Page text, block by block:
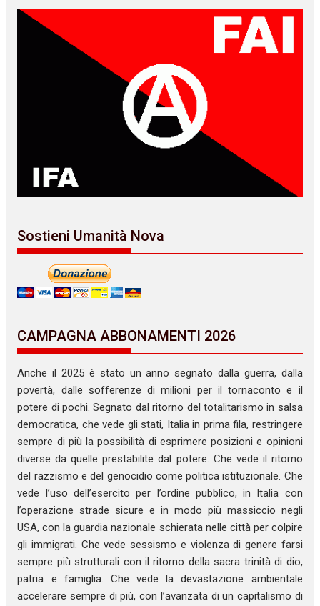
Sostieni Umanità Nova
CAMPAGNA ABBONAMENTI 2026
Anche il 2025 è stato un anno segnato dalla guerra, dalla
povertà, dalle sofferenze di milioni per il tornaconto e il
potere di pochi. Segnato dal ritorno del totalitarismo in salsa
democratica, che vede gli stati, Italia in prima fila, restringere
sempre di più la possibilità di esprimere posizioni e opinioni
diverse da quelle prestabilite dal potere. Che vede il ritorno
del razzismo e del genocidio come politica istituzionale. Che
vede l’uso dell’esercito per l’ordine pubblico, in Italia con
l’operazione strade sicure e in modo più massiccio negli
USA, con la guardia nazionale schierata nelle città per colpire
gli immigrati. Che vede sessismo e violenza di genere farsi
sempre più strutturali con il ritorno della sacra trinità di dio,
patria e famiglia. Che vede la devastazione ambientale
accelerare sempre di più, con l’avanzata di un capitalismo di